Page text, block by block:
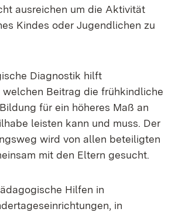
ausreichen um die Aktivität
Kindes oder Jugendlichen zu
Diagnostik hilft
welchen Beitrag die frühkindliche
für ein höheres Maß an
leisten kann und muss. Der
wird von allen beteiligten
mit den Eltern gesucht.
Hilfen in
in